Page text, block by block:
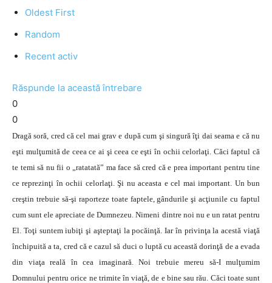
Oldest First
Random
Recent activ
Răspunde la această întrebare
0
0
Dragă soră, cred că cel mai grav e după cum şi singură îţi dai seama e că nu
eşti mulţumită de ceea ce ai şi ceea ce eşti în ochii celorlaţi. Căci faptul că
te temi să nu fii o „ratatată” ma face să cred că e prea important pentru tine
ce reprezinţi în ochii celorlaţi. Şi nu aceasta e cel mai important. Un bun
creştin trebuie să-şi raporteze toate faptele, gândurile şi acţiunile cu faptul
cum sunt ele apreciate de Dumnezeu. Nimeni dintre noi nu e un ratat pentru
El. Toţi suntem iubiţi şi aşteptaţi la pocăinţă. Iar în privinţa la acestă viaţă
închipuită a ta, cred că e cazul să duci o luptă cu această dorinţă de a evada
din viaţa reală în cea imaginară. Noi trebuie mereu să-I mulţumim
Domnului pentru orice ne trimite în viaţă, de e bine sau rău. Căci toate sunt